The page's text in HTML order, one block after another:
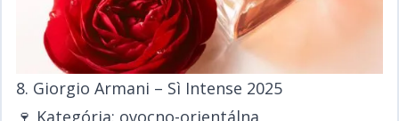
8. Giorgio Armani – Sì Intense 2025​​​​‌ ‍ ​‍​‍‌‍ ‌ ​‍‌‍‍‌‌‍‌ ‌‍‍‌‌‍ ‍​‍​‍​ ‍‍​‍​‍‌ ​ ‌‍​‌‌‍ ‍‌‍‍‌‌ ‌​‌ ‍‌​‍ ‍‌‍‍‌‌‍ ​‍​‍​‍ ​​‍​‍‌‍‍​‌ ​‍‌‍‌‌‌‍‌‍​‍​‍​ ‍‍​‍​‍‌‍‍​‌ ‌​‌ ‌​‌ ​​​ ‍‍​‍ ​‍ ‌‍ ​‌‍ ‌‍​ ‌‍​‌‌‍ ​‌‍‍​‌‍ ‌ ​ ‌ ‌​​ ‍‍​ ​ ​ ​​​ ​​​ ​​​‍ ‌ ​ ‌ ‌​‌ ‌‌‌‍‌​‌‍‍‌‌‍ ​‍ ‌‍‍‌‌‍ ‍‌ ‌​‌‍‌‌‌‍ ‍‌ ‌​​‍ ‌‍‌‌‌‍‌​‌‍‍‌‌ ‌​​‍ ‌‍ ‌‌‍ ‌‍‌​‌‍‌‌​ ‌‌ ​​‌ ​‍‌‍‌‌‌ ​ ‌‍‌‌‌‍ ‍‌ ‌​‌‍​‌‌ ‌​‌‍‍‌‌‍ ‌‍ ‍​ ‍ ‌‍‍‌‌‍‌​​ ‌‌ ​​‌‍ ‌ ​ ‌ ‌​​‍ ‌​ ​‍​ ​‍​ ​‍​ ​‍​ ‍‌​ ‍‌​ ‍‌​ ‍ ‌ ‌​‌ ‍‌‌ ​​‌‍‌‌​ ‌‌ ​​‌‍ ‌ ​ ‌ ‌​​ ‍ ‌ ​​‌‍​‌‌ ‌​‌‍‍​​ ‌‌‍​ ‌‍ ‌‍ ‍‌ ‌​‌‍‌‌‌‍ ‍‌ ‌​​‍‌‌​ ‌‌‌​​‍‌‌ ‌‍‍ ‌‍‌‌‌ ‍‌​‍‌‌​ ​ ‌​‌​​‍‌‌​ ​ ‌​‌​​‍‌‌​ ​‍​ ​‍​ ‌‍​ ‌​‌‍​‌​ ​ ​ ​ ​ ‌ ‌‍‌‍‌‍‌​​ ​​​ ‌‍‌‍‌​‌‍‌‍​‍‌‌​ ​‍​ ​‍​‍‌‌​ ‌‌‌​‌​​‍ ‍‌‍​ ‌‍‍​‌‍‍‌‌‍ ​‌‍‌​‌ ​‍‌‍‌‌‌‍ ‍​‍‌‌​ ‌‌‌​​‍‌‌ ‌‍‍ ‌‍‌‌‌ ‍‌​‍‌‌​ ​ ‌​‌​​‍‌‌​ ​ ‌​‌​​‍‌‌​ ​‍​ ​‍​ ‌‍​ ‌​‌‍​‌​ ​ ​ ​ ​ ‌ ‌‍‌‍‌‍‌​​ ​​​ ‌‍‌‍‌​‌‍‌‍​ ​​​‍‌‌​ ​‍​ ​‍​‍‌‌​ ‌‌‌​‌​​‍ ‍‌ ‌​‌‍‌‌‌ ‍​‌ ‌​​ ‌‍​‍‌‍​‌‌ ​ ‌‍‌‌‌‌‌‌‌ ​‍‌‍ ​​ ‌‌‍‍​‌ ‌​‌ ‌​‌ ​​​‍‌‌​ ​ ‌​​‌​‍‌‌​ ​‍‌​‌‍​‍‌‌​ ​‍‌​‌‍‌‍ ​‌‍ ‌‍​ ‌‍​‌‌‍ ​‌‍‍​‌‍ ‌ ​ ‌ ‌​​‍‌‌​ ​ ‌​​‌​ ​ ​ ​​​ ​​​ ​​​‍‌‌​ ​‍‌​‌‍‌ ​ ‌ ‌​‌ ‌‌‌‍‌​‌‍‍‌‌‍ ​‍‌‍‌‍‍‌‌‍‌​​ ‌‌ ​​‌‍ ‌ ​ ‌ ‌​​‍ ‌​ ​‍​ ​‍​ ​‍​ ​‍​ ‍‌​ ‍‌​ ‍‌​‍‌‍‌ ‌​‌ ‍‌‌ ​​‌‍‌‌​ ‌‌ ​​‌‍ ‌ ​ ‌ ‌​​‍‌‍‌ ​​‌‍​‌‌ ‌​‌‍‍​​ ‌‌‍​ ‌‍ ‌‍ ‍‌ ‌​‌‍‌‌‌‍ ‍‌ ‌​​‍‌‌​ ‌‌‌​​‍‌‌ ‌‍‍ ‌‍‌‌‌ ‍‌​‍‌‌​ ​ ‌​‌​​‍‌‌​ ​ ‌​‌​​‍‌‌​ ​‍​ ​‍​ ‌‍​ ‌​‌‍​‌​ ​ ​ ​ ​ ‌ ‌‍‌‍‌‍‌​​ ​​​ ‌‍‌‍‌​‌‍‌‍​‍‌‌​ ​‍​ ​‍​‍‌‌​ ‌‌‌​‌​​‍ ‍‌‍​ ‌‍‍​‌‍‍‌‌‍ ​‌‍‌​‌ ​‍‌‍‌‌‌‍ ‍​‍‌‌​ ‌‌‌​​‍‌‌ ‌‍‍ ‌‍‌‌‌ ‍‌​‍‌‌​ ​ ‌​‌​​‍‌‌​ ​ ‌​‌​​‍‌‌​ ​‍​ ​‍​ ‌‍​ ‌​‌‍​‌​ ​ ​ ​ ​ ‌ ‌‍‌‍‌‍‌​​ ​​​ ‌‍‌‍‌​‌‍‌‍​ ​​​‍‌‌​ ​‍​ ​‍​‍‌‌​ ‌‌‌​‌​​‍ ‍‌ ‌​‌‍‌‌‌ ‍​‌ ‌​​‍‌‍‌ ​​‌‍‌‌‌ ​‍‌ ​ ‌ ​​‌‍‌‌‌‍​ ‌ ‌​‌‍‍‌‌ ‌‍‌‍‌‌​ ‌‌ ​​‌ ‌‌‌‍​‍‌‍ ​‌‍‍‌‌ ​ ‌‍‍​‌‍‌‌‌‍‌​​‍​‍‌ ‌
🍷 ​​​​‌ ‍ ​‍​‍‌‍ ‌ ​‍‌‍‍‌‌‍‌ ‌‍‍‌‌‍ ‍​‍​‍​ ‍‍​‍​‍‌ ​ ‌‍​‌‌‍ ‍‌‍‍‌‌ ‌​‌ ‍‌​‍ ‍‌‍‍‌‌‍ ​‍​‍​‍ ​​‍​‍‌‍‍​‌ ​‍‌‍‌‌‌‍‌‍​‍​‍​ ‍‍​‍​‍‌‍‍​‌ ‌​‌ ‌​‌ ​​​ ‍‍​‍ ​‍ ‌‍ ​‌‍ ‌‍​ ‌‍​‌‌‍ ​‌‍‍​‌‍ ‌ ​ ‌ ‌​​ ‍‍​ ​ ​ ​​​ ​​​ ​​​‍ ‌ ​ ‌ ‌​‌ ‌‌‌‍‌​‌‍‍‌‌‍ ​‍ ‌‍‍‌‌‍ ‍‌ ‌​‌‍‌‌‌‍ ‍‌ ‌​​‍ ‌‍‌‌‌‍‌​‌‍‍‌‌ ‌​​‍ ‌‍ ‌‌‍ ‌‍‌​‌‍‌‌​ ‌‌ ​​‌ ​‍‌‍‌‌‌ ​ ‌‍‌‌‌‍ ‍‌ ‌​‌‍​‌‌ ‌​‌‍‍‌‌‍ ‌‍ ‍​ ‍ ‌‍‍‌‌‍‌​​ ‌‌ ​​‌‍ ‌ ​ ‌ ‌​​‍ ‌​ ​‍​ ​‍​ ​‍​ ​‍​ ‍‌​ ‍‌​ ‍‌​ ‍ ‌ ‌​‌ ‍‌‌ ​​‌‍‌‌​ ‌‌ ​​‌‍ ‌ ​ ‌ ‌​​ ‍ ‌ ​​‌‍​‌‌ ‌​‌‍‍​​ ‌‌‍​ ‌‍ ‌‍ ‍‌ ‌​‌‍‌‌‌‍ ‍‌ ‌​​‍‌‌​ ‌‌‌​​‍‌‌ ‌‍‍ ‌‍‌‌‌ ‍‌​‍‌‌​ ​ ‌​‌​​‍‌‌​ ​ ‌​‌​​‍‌‌​ ​‍​ ​‍​ ​ ‌‍‌‍​ ​​‌‍​‍​ ​‌‌‍​‌​ ‌‌‌‍​ ​ ​​​ ‌‌‌‍​‌​ ‌​​‍‌‌​ ​‍​ ​‍​‍‌‌​ ‌‌‌​‌​​‍ ‍‌‍​ ‌‍‍​‌‍‍‌‌‍ ​‌‍‌​‌ ​‍‌‍‌‌‌‍ ‍​‍‌‌​ ‌‌‌​​‍‌‌ ‌‍‍ ‌‍‌‌‌ ‍‌​‍‌‌​ ​ ‌​‌​​‍‌‌​ ​ ‌​‌​​‍‌‌​ ​‍​ ​‍​ ​ ‌‍‌‍​ ​​‌‍​‍​ ​‌‌‍​‌​ ‌‌‌‍​ ​ ​​​ ‌‌‌‍​‌​ ‌​​ ​​​‍‌‌​ ​‍​ ​‍​‍‌‌​ ‌‌‌​‌​​‍ ‍‌ ‌​‌‍‌‌‌ ‍​‌ ‌​​ ‌‍​‍‌‍​‌‌ ​ ‌‍‌‌‌‌‌‌‌ ​‍‌‍ ​​ ‌‌‍‍​‌ ‌​‌ ‌​‌ ​​​‍‌‌​ ​ ‌​​‌​‍‌‌​ ​‍‌​‌‍​‍‌‌​ ​‍‌​‌‍‌‍ ​‌‍ ‌‍​ ‌‍​‌‌‍ ​‌‍‍​‌‍ ‌ ​ ‌ ‌​​‍‌‌​ ​ ‌​​‌​ ​ ​ ​​​ ​​​ ​​​‍‌‌​ ​‍‌​‌‍‌ ​ ‌ ‌​‌ ‌‌‌‍‌​‌‍‍‌‌‍ ​‍‌‍‌‍‍‌‌‍‌​​ ‌‌ ​​‌‍ ‌ ​ ‌ ‌​​‍ ‌​ ​‍​ ​‍​ ​‍​ ​‍​ ‍‌​ ‍‌​ ‍‌​‍‌‍‌ ‌​‌ ‍‌‌ ​​‌‍‌‌​ ‌‌ ​​‌‍ ‌ ​ ‌ ‌​​‍‌‍‌ ​​‌‍​‌‌ ‌​‌‍‍​​ ‌‌‍​ ‌‍ ‌‍ ‍‌ ‌​‌‍‌‌‌‍ ‍‌ ‌​​‍‌‌​ ‌‌‌​​‍‌‌ ‌‍‍ ‌‍‌‌‌ ‍‌​‍‌‌​ ​ ‌​‌​​‍‌‌​ ​ ‌​‌​​‍‌‌​ ​‍​ ​‍​ ​ ‌‍‌‍​ ​​‌‍​‍​ ​‌‌‍​‌​ ‌‌‌‍​ ​ ​​​ ‌‌‌‍​‌​ ‌​​‍‌‌​ ​‍​ ​‍​‍‌‌​ ‌‌‌​‌​​‍ ‍‌‍​ ‌‍‍​‌‍‍‌‌‍ ​‌‍‌​‌ ​‍‌‍‌‌‌‍ ‍​‍‌‌​ ‌‌‌​​‍‌‌ ‌‍‍ ‌‍‌‌‌ ‍‌​‍‌‌​ ​ ‌​‌​​‍‌‌​ ​ ‌​‌​​‍‌‌​ ​‍​ ​‍​ ​ ‌‍‌‍​ ​​‌‍​‍​ ​‌‌‍​‌​ ‌‌‌‍​ ​ ​​​ ‌‌‌‍​‌​ ‌​​ ​​​‍‌‌​ ​‍​ ​‍​‍‌‌​ ‌‌‌​‌​​‍ ‍‌ ‌​‌‍‌‌‌ ‍​‌ ‌​​‍‌‍‌ ​​‌‍‌‌‌ ​‍‌ ​ ‌ ​​‌‍‌‌‌‍​ ‌ ‌​‌‍‍‌‌ ‌‍‌‍‌‌​ ‌‌ ​​‌ ‌‌‌‍​‍‌‍ ​‌‍‍‌‌ ​ ‌‍‍​‌‍‌‌‌‍‌​​‍​‍‌ ‌ Kategória: ovocno-orientálna​​​​‌ ‍ ​‍​‍‌‍ ‌ ​‍‌‍‍‌‌‍‌ ‌‍‍‌‌‍ ‍​‍​‍​ ‍‍​‍​‍‌ ​ ‌‍​‌‌‍ ‍‌‍‍‌‌ ‌​‌ ‍‌​‍ ‍‌‍‍‌‌‍ ​‍​‍​‍ ​​‍​‍‌‍‍​‌ ​‍‌‍‌‌‌‍‌‍​‍​‍​ ‍‍​‍​‍‌‍‍​‌ ‌​‌ ‌​‌ ​​​ ‍‍​‍ ​‍ ‌‍ ​‌‍ ‌‍​ ‌‍​‌‌‍ ​‌‍‍​‌‍ ‌ ​ ‌ ‌​​ ‍‍​ ​ ​ ​​​ ​​​ ​​​‍ ‌ ​ ‌ ‌​‌ ‌‌‌‍‌​‌‍‍‌‌‍ ​‍ ‌‍‍‌‌‍ ‍‌ ‌​‌‍‌‌‌‍ ‍‌ ‌​​‍ ‌‍‌‌‌‍‌​‌‍‍‌‌ ‌​​‍ ‌‍ ‌‌‍ ‌‍‌​‌‍‌‌​ ‌‌ ​​‌ ​‍‌‍‌‌‌ ​ ‌‍‌‌‌‍ ‍‌ ‌​‌‍​‌‌ ‌​‌‍‍‌‌‍ ‌‍ ‍​ ‍ ‌‍‍‌‌‍‌​​ ‌‌ ​​‌‍ ‌ ​ ‌ ‌​​‍ ‌​ ​‍​ ​‍​ ​‍​ ​‍​ ‍‌​ ‍‌​ ‍‌​ ‍ ‌ ‌​‌ ‍‌‌ ​​‌‍‌‌​ ‌‌ ​​‌‍ ‌ ​ ‌ ‌​​ ‍ ‌ ​​‌‍​‌‌ ‌​‌‍‍​​ ‌‌‍​ ‌‍ ‌‍ ‍‌ ‌​‌‍‌‌‌‍ ‍‌ ‌​​‍‌‌​ ‌‌‌​​‍‌‌ ‌‍‍ ‌‍‌‌‌ ‍‌​‍‌‌​ ​ ‌​‌​​‍‌‌​ ​ ‌​‌​​‍‌‌​ ​‍​ ​‍​ ​ ‌‍‌‍​ ​​‌‍​‍​ ​‌‌‍​‌​ ‌‌‌‍​ ​ ​​​ ‌‌‌‍​‌​ ‌​​‍‌‌​ ​‍​ ​‍​‍‌‌​ ‌‌‌​‌​​‍ ‍‌‍​ ‌‍‍​‌‍‍‌‌‍ ​‌‍‌​‌ ​‍‌‍‌‌‌‍ ‍​‍‌‌​ ‌‌‌​​‍‌‌ ‌‍‍ ‌‍‌‌‌ ‍‌​‍‌‌​ ​ ‌​‌​​‍‌‌​ ​ ‌​‌​​‍‌‌​ ​‍​ ​‍​ ​ ‌‍‌‍​ ​​‌‍​‍​ ​‌‌‍​‌​ ‌‌‌‍​ ​ ​​​ ‌‌‌‍​‌​ ‌​​ ​‌​‍‌‌​ ​‍​ ​‍​‍‌‌​ ‌‌‌​‌​​‍ ‍‌ ‌​‌‍‌‌‌ ‍​‌ ‌​​ ‌‍​‍‌‍​‌‌ ​ ‌‍‌‌‌‌‌‌‌ ​‍‌‍ ​​ ‌‌‍‍​‌ ‌​‌ ‌​‌ ​​​‍‌‌​ ​ ‌​​‌​‍‌‌​ ​‍‌​‌‍​‍‌‌​ ​‍‌​‌‍‌‍ ​‌‍ ‌‍​ ‌‍​‌‌‍ ​‌‍‍​‌‍ ‌ ​ ‌ ‌​​‍‌‌​ ​ ‌​​‌​ ​ ​ ​​​ ​​​ ​​​‍‌‌​ ​‍‌​‌‍‌ ​ ‌ ‌​‌ ‌‌‌‍‌​‌‍‍‌‌‍ ​‍‌‍‌‍‍‌‌‍‌​​ ‌‌ ​​‌‍ ‌ ​ ‌ ‌​​‍ ‌​ ​‍​ ​‍​ ​‍​ ​‍​ ‍‌​ ‍‌​ ‍‌​‍‌‍‌ ‌​‌ ‍‌‌ ​​‌‍‌‌​ ‌‌ ​​‌‍ ‌ ​ ‌ ‌​​‍‌‍‌ ​​‌‍​‌‌ ‌​‌‍‍​​ ‌‌‍​ ‌‍ ‌‍ ‍‌ ‌​‌‍‌‌‌‍ ‍‌ ‌​​‍‌‌​ ‌‌‌​​‍‌‌ ‌‍‍ ‌‍‌‌‌ ‍‌​‍‌‌​ ​ ‌​‌​​‍‌‌​ ​ ‌​‌​​‍‌‌​ ​‍​ ​‍​ ​ ‌‍‌‍​ ​​‌‍​‍​ ​‌‌‍​‌​ ‌‌‌‍​ ​ ​​​ ‌‌‌‍​‌​ ‌​​‍‌‌​ ​‍​ ​‍​‍‌‌​ ‌‌‌​‌​​‍ ‍‌‍​ ‌‍‍​‌‍‍‌‌‍ ​‌‍‌​‌ ​‍‌‍‌‌‌‍ ‍​‍‌‌​ ‌‌‌​​‍‌‌ ‌‍‍ ‌‍‌‌‌ ‍‌​‍‌‌​ ​ ‌​‌​​‍‌‌​ ​ ‌​‌​​‍‌‌​ ​‍​ ​‍​ ​ ‌‍‌‍​ ​​‌‍​‍​ ​‌‌‍​‌​ ‌‌‌‍​ ​ ​​​ ‌‌‌‍​‌​ ‌​​ ​‌​‍‌‌​ ​‍​ ​‍​‍‌‌​ ‌‌‌​‌​​‍ ‍‌ ‌​‌‍‌‌‌ ‍​‌ ‌​​‍‌‍‌ ​​‌‍‌‌‌ ​‍‌ ​ ‌ ​​‌‍‌‌‌‍​ ‌ ‌​‌‍‍‌‌ ‌‍‌‍‌‌​ ‌‌ ​​‌ ‌‌‌‍​‍‌‍ ​‌‍‍‌‌ ​ ‌‍‍​‌‍‌‌‌‍‌​​‍​‍‌ ‌